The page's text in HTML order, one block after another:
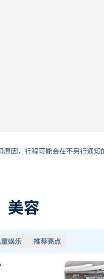
因，行程可能会在不另行通知
美容
娱乐 推荐亮点